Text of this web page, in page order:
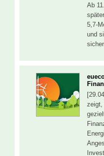
Ab
5,7-
und
zeigt,